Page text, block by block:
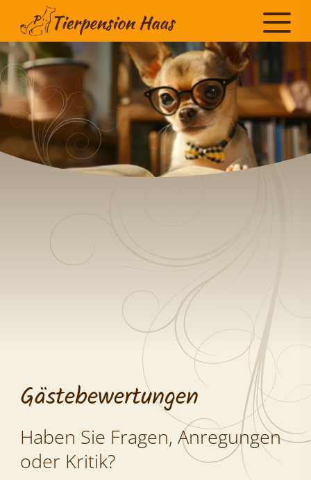
Gästebewertungen
Haben Sie Fragen, Anregungen
oder Kritik?